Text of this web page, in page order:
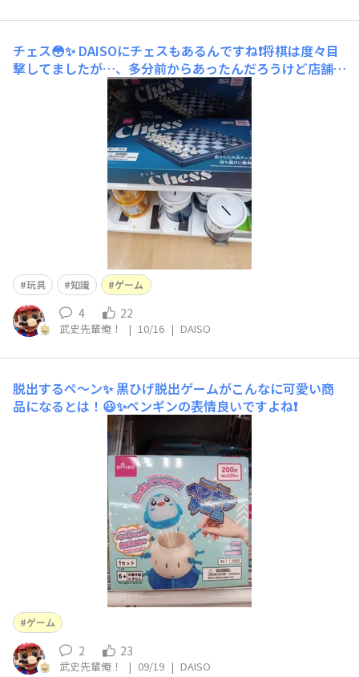
チェス😳✨ DAISOにチェスもあるんですね❗将棋は度々目
撃してましたが…、多分前からあったんだろうけど店舗に
立ち寄る目的がその時その時で違うので印象に残らなかっ
たりするんだろうなぁ…🤔結構しっかり造られてる様に見
玩具 知識 ゲーム
4 22
武史先輩俺！ | 10/16 | DAISO
脱出するペ～ン✨黒ひげ脱出ゲームがこんなに可愛い商
品になるとは！😃✨ペンギンの表情良いですよね❗
ゲーム
2 23
武史先輩俺！ | 09/19 | DAISO